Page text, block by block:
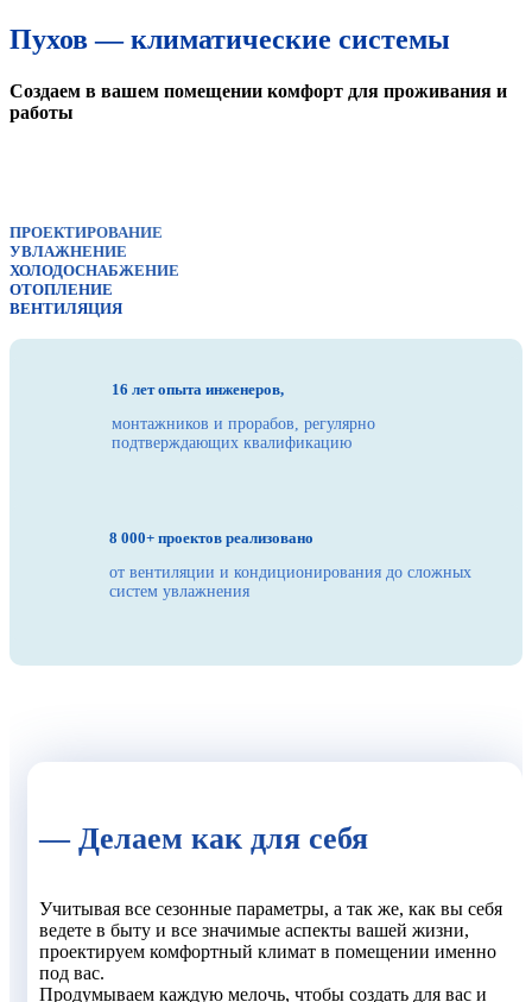
Пухов — климатические системы
Создаем в вашем помещении комфорт для проживания и
работы
ПРОЕКТИРОВАНИЕ
УВЛАЖНЕНИЕ
ХОЛОДОСНАБЖЕНИЕ
ОТОПЛЕНИЕ
ВЕНТИЛЯЦИЯ
16 лет опыта инженеров,
монтажников и прорабов, регулярно
подтверждающих квалификацию
8 000+ проектов реализовано
от вентиляции и кондиционирования до сложных
систем увлажнения
— Делаем как для себя
Учитывая все сезонные параметры, а так же, как вы себя
ведете в быту и все значимые аспекты вашей жизни,
проектируем комфортный климат в помещении именно
под вас.
Продумываем каждую мелочь, чтобы создать для вас и